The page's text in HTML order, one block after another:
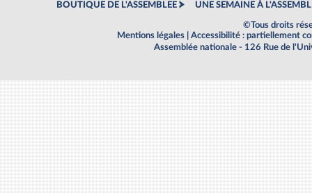
BOUTIQUE DE L'ASSEMBLEE UNE SEMAINE À
©Tous droits
Mentions légales
Accessibilité : partiellement
Assemblée nationale - 126 Rue de